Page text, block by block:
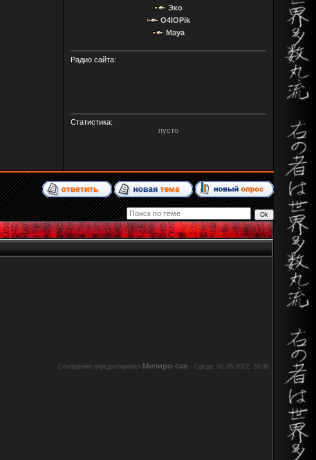
Эко
O4IOPik
Maya
Радио сайта:
Статистика:
пусто
Сообщение отредактировал Мичиро-сан - Среда, 02.05.2012, 20:30